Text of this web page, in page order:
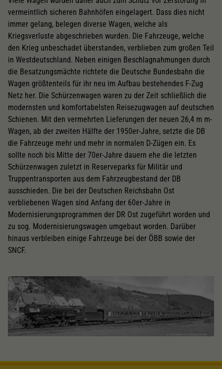
vermeintlich sicheren Bahnhöfen eingelagert. Dass dies nicht
immer gelang, belegen diverse Wagen, welche als
Kriegsverluste abgeschrieben wurden. Die Fahrzeuge, welche
den Krieg unbeschadet überstanden, verblieben zum großen Teil
in Westdeutschland. Neben einigen Beschlagnahmungen durch
die Besatzungsmächte richtete die Deutsche Bundesbahn die
Wagen größtenteils für ihr neu im Aufbau bestehendes F-Zug
Netz her. Die Schürzenwagen waren zu der Zeit schließlich die
modernsten und komfortabelsten Reisezugwagen auf deutschen
Schienen. Mit den vermehrten Lieferungen der neuen 26,4 m m-
Wagen, ab der zweiten Hälfte der 1950er-Jahre, setzte die DB
die Fahrzeuge mehr und mehr in normalen D-Zügen ein. Es
sollte noch bis Mitte der 70er-Jahre dauern ehe die letzten
Schürzenwagen zuletzt in Reserveparks für Militär und
Truppentransporten aus dem Fahrzeugbestand der DB
ausschieden. Die bei der Deutschen Reichsbahn Ost
verbliebenen Wagen sind Anfang der 60er-Jahre in
Modernisierungsprogrammen der DR Ost zugeführt worden und
zu sog. Modernisierungswagen umgebaut worden. Darüber
hinaus verbleiben einige Fahrzeuge bei der ÖBB sowie der
SNCF.